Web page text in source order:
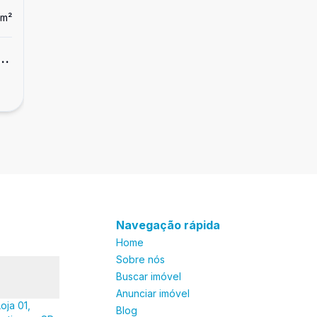
m²
01,
Navegação rápida
Home
Sobre nós
Buscar imóvel
Anunciar imóvel
Blog